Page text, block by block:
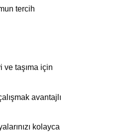
tercih
ve taşıma için
avantajlı
kolayca